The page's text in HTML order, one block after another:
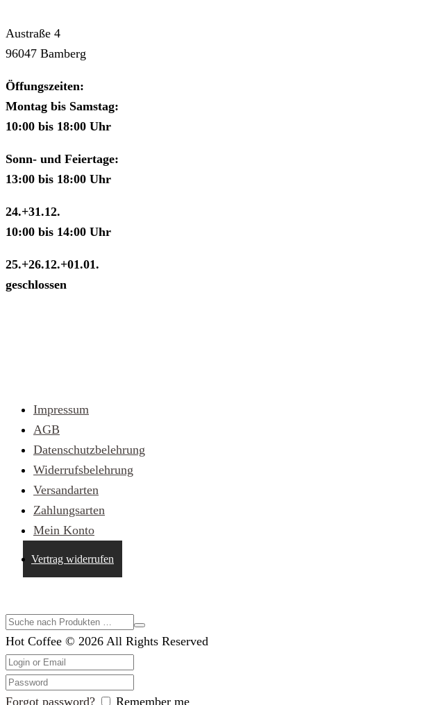
Austraße 4
96047 Bamberg
Öffungszeiten:
Montag bis Samstag:
10:00 bis 18:00 Uhr
Sonn- und Feiertage:
13:00 bis 18:00 Uhr
24.+31.12.
10:00 bis 14:00 Uhr
25.+26.12.+01.01.
geschlossen
Impressum
AGB
Datenschutzbelehrung
Widerrufsbelehrung
Versandarten
Zahlungsarten
Mein Konto
Vertrag widerrufen
Hot Coffee © 2026 All Rights Reserved
Forgot password? Remember me